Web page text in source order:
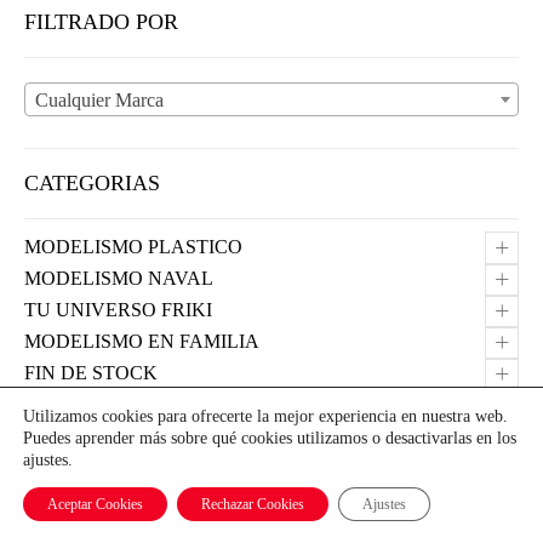
FILTRADO POR
Cualquier Marca
CATEGORIAS
+
MODELISMO PLASTICO
+
MODELISMO NAVAL
+
TU UNIVERSO FRIKI
+
MODELISMO EN FAMILIA
+
FIN DE STOCK
+
+
FLEXOS Y HERRAMIENTAS PARA MODELISMO
EQUIPOS DE AEROGRAFIA Y PINCELES MODELISMO
Aerografos y Compresores
Utilizamos cookies para ofrecerte la mejor experiencia en nuestra web.
Puedes aprender más sobre qué cookies utilizamos o desactivarlas en los
ajustes.
Aceptar Cookies Rechazar Cookies Ajustes